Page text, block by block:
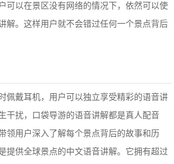
可以在景区没有网络的情况下，依然可以使
解。这样用户就不会错过任何一个景点背后
佩戴耳机，用户可以独立享受精彩的语音讲
干扰，口袋导游的语音讲解都是真人配音
领用户深入了解每个景点背后的故事和历
提供全球景点的中文语音讲解。它拥有超过